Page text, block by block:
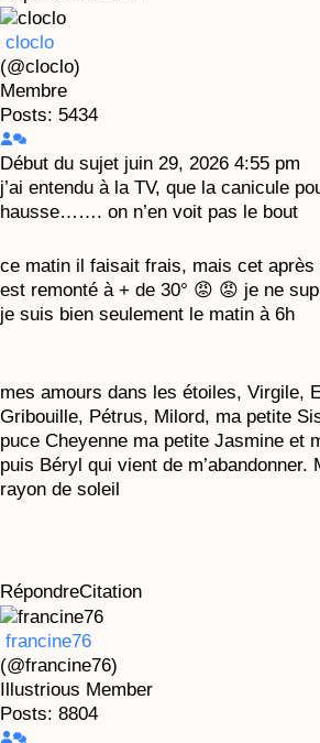
cloclo
(@cloclo)
Membre
Posts: 5434
Début du sujet juin 29, 2026 4:55 pm
j’ai entendu à la TV, que la canicule
hausse……. on n’en voit pas le bout
ce matin il faisait frais, mais cet après
est remonté à + de 30° 😡 😡 je ne
je suis bien seulement le matin à 6h
mes amours dans les étoiles, Virgile,
Gribouille, Pétrus, Milord, ma petite
puce Cheyenne ma petite Jasmine et
puis Béryl qui vient de m’abandonner.
rayon de soleil
RépondreCitation
francine76
(@francine76)
Illustrious Member
Posts: 8804